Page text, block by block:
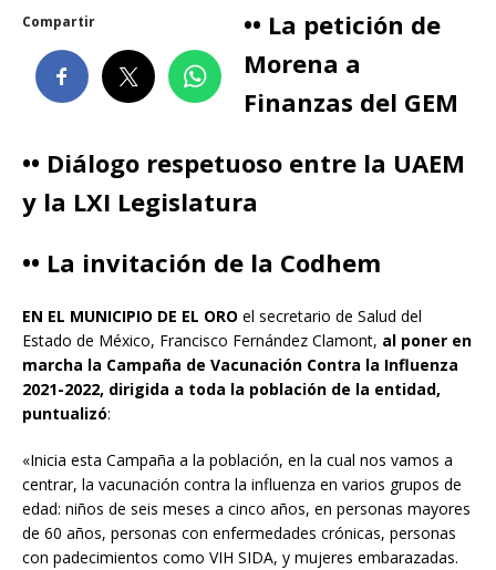
Compartir
•• La petición de
Morena a
Finanzas del GEM
•• Diálogo respetuoso entre la UAEM
y la LXI Legislatura
•• La invitación de la Codhem
EN EL MUNICIPIO DE EL ORO el secretario de Salud del
Estado de México, Francisco Fernández Clamont, al poner en
marcha la Campaña de Vacunación Contra la Influenza
2021-2022, dirigida a toda la población de la entidad,
puntualizó:
«Inicia esta Campaña a la población, en la cual nos vamos a
centrar, la vacunación contra la influenza en varios grupos de
edad: niños de seis meses a cinco años, en personas mayores
de 60 años, personas con enfermedades crónicas, personas
con padecimientos como VIH SIDA, y mujeres embarazadas.